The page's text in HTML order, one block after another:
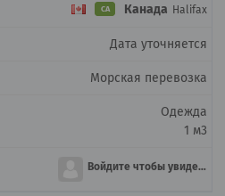
CA Канада Halifax
Дата уточняется
Морская перевозка
Одежда
1 м3
Войдите чтобы увидеть